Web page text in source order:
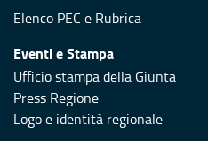
Elenco PEC e Rubrica
Eventi e Stampa
Ufficio stampa della Giunta
Press Regione
Logo e identità regionale